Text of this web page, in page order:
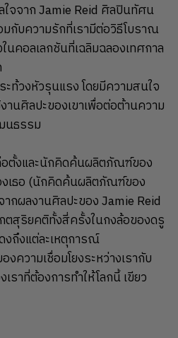
จจาก Jamie Reid ศิลปินทัศน
กับความรักที่เรามีต่อวิธีโบราณ
คอลเลกชันที่เฉลิมฉลองเทศกาล
ท้วงหัวรุนแรง โดยมีความสนใจ
านศิลปะของเขาเพื่อต่อต้านความ
นธรรม
ตั้งและนักคิดค้นผลิตภัณฑ์ของ
งเธอ (นักคิดค้นผลิตภัณฑ์ของ
กผลงานศิลปะของ Jamie Reid
ตสุริยคติทั้งสี่ครั้งในกงล้อของดรู
ถึงแต่ละเหตุการณ์
งความเชื่อมโยงระหว่างเรากับ
ราที่ต้องการทำให้โลกนี้ เขียว